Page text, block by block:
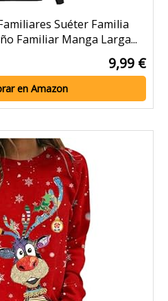
Suéter Familia
Familiar Manga Larga...
9,99 €
en Amazon